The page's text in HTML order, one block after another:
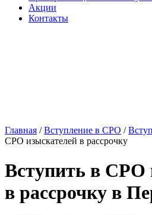
Акции
Контакты
Главная /Вступление в СРО /
СРО изыскателей в рассрочку
Вступить в СРО
в рассрочку в